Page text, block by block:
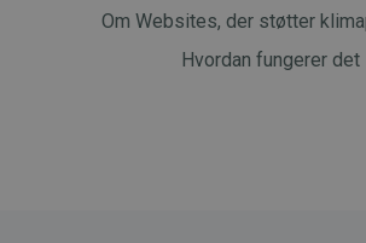
Om Websites, der støtter
Hvordan fungerer det